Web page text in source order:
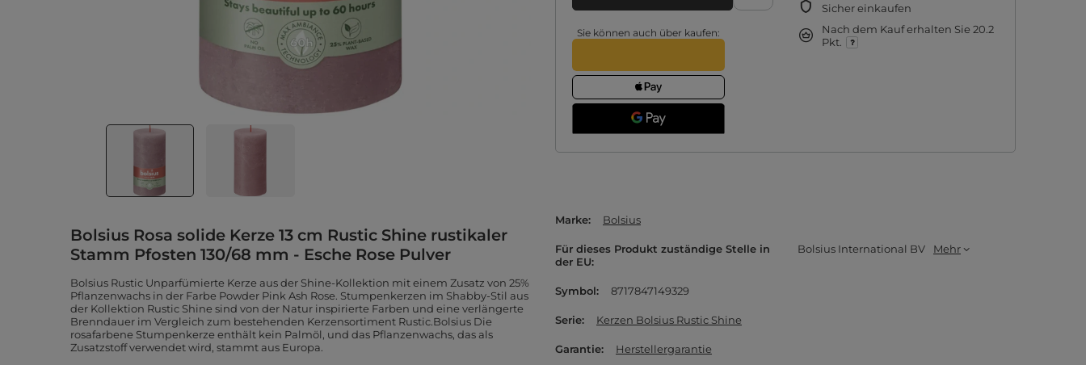
Sie können auch über kaufen:
Sicher einkaufen
Nach dem Kauf erhalten Sie 20.2
Pkt.
Bolsius Rosa solide Kerze 13 cm Rustic Shine rustikaler
Stamm Pfosten 130/68 mm - Esche Rose Pulver
Bolsius Rustic Unparfümierte Kerze aus der Shine-Kollektion mit einem Zusatz von 25%
Pflanzenwachs in der Farbe Powder Pink Ash Rose. Stumpenkerzen im Shabby-Stil aus
der Kollektion Rustic Shine sind von der Natur inspirierte Farben und eine verlängerte
Brenndauer im Vergleich zum bestehenden Kerzensortiment Rustic.Bolsius Die
rosafarbene Stumpenkerze enthält kein Palmöl, und das Pflanzenwachs, das als
Zusatzstoff verwendet wird, stammt aus Europa.
Marke Bolsius
Für dieses Produkt zuständige Stelle in
der EU
Bolsius International BV Mehr
Symbol 8717847149329
Serie Kerzen Bolsius Rustic Shine
Garantie Herstellergarantie